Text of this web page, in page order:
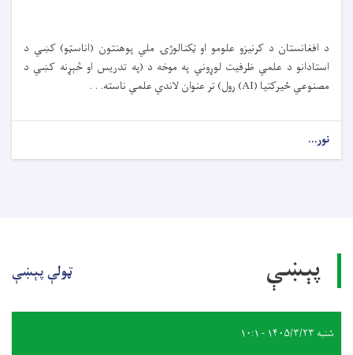
د افغانستان د کرنیزو علومو او ټکنالوژۍ ملي پوهنتون (اناسټو) کښي د
استادانو د علمي ظرفیت لوړوني په موخه د (په تدریس او څېړنه کښي د
مصنوعي ځیرکتیا (AI) رول) تر عنوان لاندي علمي ناسته. . .
نور...
پېښې ټولې پېښې
شنبه ۱۴۰۵/۳/۲۳ - ۱۰:۱